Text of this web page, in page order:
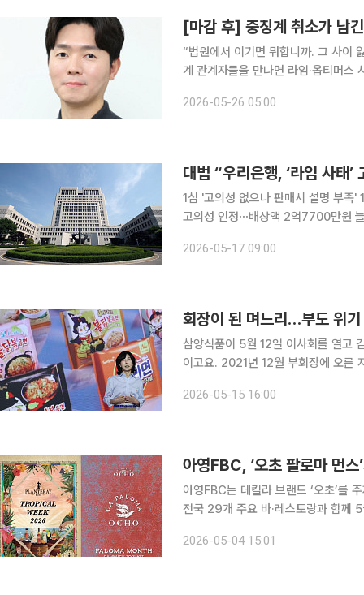
[마감 후] 중징계 취소가 남
“법원에서 이기면 뭐합니까. 그 사이 잃어버
계 관계자들을 만나면 라임·옵티머스
판결을 잇따라 확정했다. 대규모 투자
2026-05-26 05:00
대법 “우리은행, ‘라임 사태
1심 '고의성 없으나 판매시 설명 부족
고의성 인정⋯배상액 2억7700만원 늘려
배상하라’는 소송을 당해 하급심에서
2026-05-17 09:00
회장이 된 며느리…부도 위
삼양식품이 5월 12일 이사회를 열고
이고요. 2021년 12월 부회장에 오른
이 이야기를 제대로 따라가려면, 한참
2026-05-15 16:00
아영FBC, ‘오초 팔로마 먼
아영FBC는 데킬라 브랜드 ‘오초’
전국 29개 주요 바·레스토랑과 함께 5월 한 달간
에 자몽 소다와 라임을 더해 잔 테두
2026-05-04 15:01